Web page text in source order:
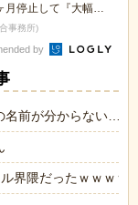
停止して『大幅に
返済...
事務所)
by
名前が分からない…
界隈だったｗｗｗｗ